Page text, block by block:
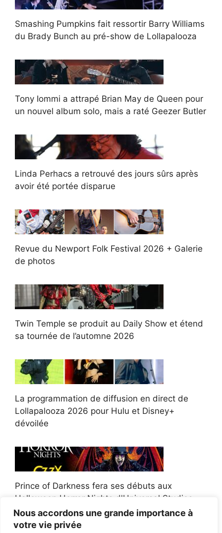
Nous accordons une grande importance à
votre vie privée
Smashing Pumpkins fait ressortir Barry Williams
du Brady Bunch au pré-show de Lollapalooza
Tony Iommi a attrapé Brian May de Queen pour
un nouvel album solo, mais a raté Geezer Butler
Linda Perhacs a retrouvé des jours sûrs après
avoir été portée disparue
Revue du Newport Folk Festival 2026 + Galerie
de photos
Twin Temple se produit au Daily Show et étend
sa tournée de l’automne 2026
La programmation de diffusion en direct de
Lollapalooza 2026 pour Hulu et Disney+
dévoilée
Prince of Darkness fera ses débuts aux
Halloween Horror Nights d'Universal Studios